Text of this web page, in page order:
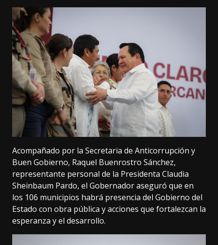
Acompañado por la Secretaria de Anticorrupción y
Buen Gobierno, Raquel Buenrostro Sánchez,
representante personal de la Presidenta Claudia
Sheinbaum Pardo, el Gobernador aseguró que en
los 106 municipios habrá presencia del Gobierno del
Estado con obra pública y acciones que fortalezcan la
esperanza y el desarrollo.